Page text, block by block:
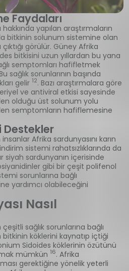
Faydaları
yapılan araştırmaların
bitkinin solunum sistemine olan
görülür. Güney Afrika
bitkisini uzun yıllardan bu yana
semptomları hafifletmek
sağlık sorunlarının başında
gelir 12. Bazı araştırmalara göre
ve antiviral etkisi sayesinde
olduğu üst solunum yolu
semptomların hafiflemesine
Destekler
Afrika sardunyasını karın
sistemi rahatsızlıklarında da
siyah sardunyanın içerisinde
gibi bir çeşit polifenol
sorunlarına bağlı
yardımcı olabileceğini
Nasıl
sağlık sorunlarına bağlı
köklerini kaynatıp içtiği
Sidoides köklerinin özütünü
mümkün 16. Afrika
gerektiğine yönelik yeterli